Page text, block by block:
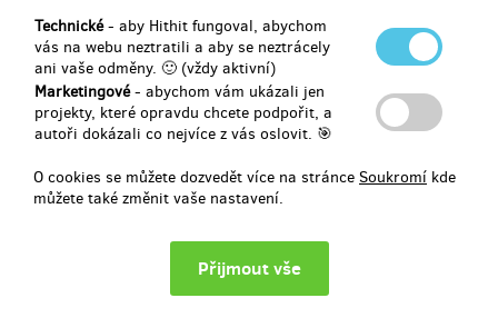
Technické- aby Hithit fungoval, abychom
vás na webu neztratili a aby se neztrácely
ani vaše odměny. 🙂 (vždy aktivní)
Marketingové- abychom vám ukázali jen
projekty, které opravdu chcete podpořit, a
autoři dokázali co nejvíce z vás oslovit. 🎯
O cookies se můžete dozvedět více na stránce Soukromí kde
můžete také změnit vaše nastavení.
Najdete nás na